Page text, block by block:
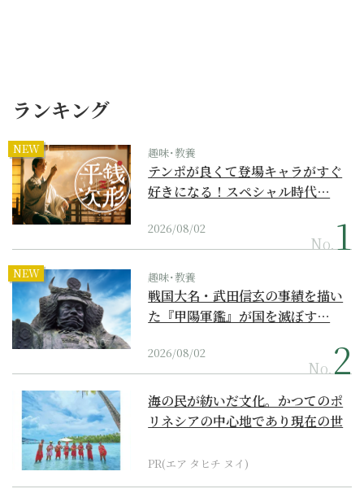
ランキング
NEW 趣味･教養
テンポが良くて登場キャラがすぐ
好きになる！スペシャル時代…
2026/08/02
No.
NEW 趣味･教養
戦国大名・武田信玄の事績を描い
た『甲陽軍鑑』が国を滅ぼす…
2026/08/02
No.
海の民が紡いだ文化。かつてのポ
リネシアの中心地であり現在の世
PR(エア タヒチ ヌイ)